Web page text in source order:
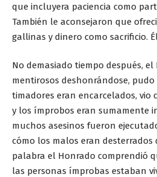
que incluyera paciencia como
También le aconsejaron que
gallinas y dinero como sacrificio.
No demasiado tiempo después,
mentirosos deshonrándose,
timadores eran encarcelados, vio
y los ímprobos eran sumamente
muchos asesinos fueron
cómo los malos eran desterrados
palabra el Honrado comprendió
las personas ímprobas estaban